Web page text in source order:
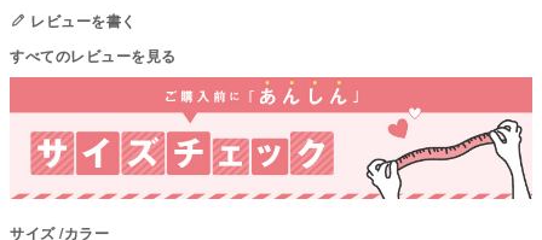
して中温。 ファスナー・ボタン・面テープがある商品は、しっかり止めた状
態で洗濯をしてください
国内の縫製工場と連携して、一つひとつ丁寧に仕上げています。心地よい着
心地をお楽しみください。
対象犬種
カニンヘン・ミニチュアダックス、ダックスフンド、シーズー、チワワ、パ
ピヨン、ポメラニアン、マルチーズ、トイプードル、ミニチュアシュナウザ
レビューを書く
すべてのレビューを見る
サイズ カラー